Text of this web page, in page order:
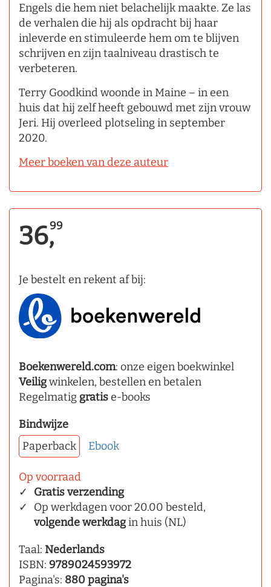
Engels die hem niet belachelijk maakte. Ze las
de verhalen die hij als opdracht bij haar
inleverde en stimuleerde hem om te blijven
schrijven en zijn taalniveau drastisch te
verbeteren.
Terry Goodkind woonde in Maine – in een
huis dat hij zelf heeft gebouwd met zijn vrouw
Jeri. Hij overleed plotseling in september
2020.
Meer boeken van deze auteur
36,99
Je bestelt en rekent af bij:
Boekenwereld.com: onze eigen boekwinkel
Veiligwinkelen, bestellen en betalen
Regelmatig gratise-books
Bindwijze
Paperback
Ebook
Op voorraad
Gratis verzending
Op werkdagen voor 20.00 besteld,
volgende werkdagin huis (NL)
Taal: Nederlands
ISBN: 9789024593972
Pagina's: 880 pagina's